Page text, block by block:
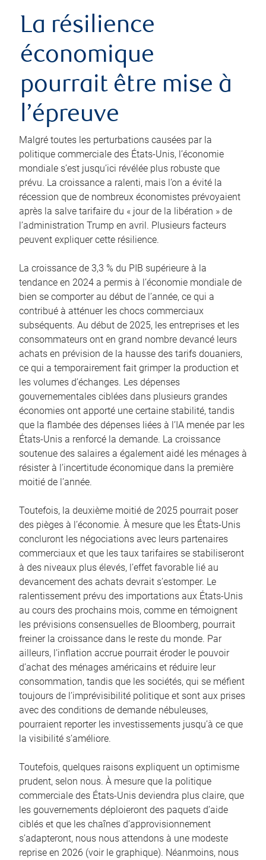
La résilience
économique
pourrait être mise à
l’épreuve
Malgré toutes les perturbations causées par la
politique commerciale des États‑Unis, l’économie
mondiale s’est jusqu’ici révélée plus robuste que
prévu. La croissance a ralenti, mais l’on a évité la
récession que de nombreux économistes prévoyaient
après la salve tarifaire du « jour de la libération » de
l’administration Trump en avril. Plusieurs facteurs
peuvent expliquer cette résilience.
La croissance de 3,3 % du PIB supérieure à la
tendance en 2024 a permis à l’économie mondiale de
bien se comporter au début de l’année, ce qui a
contribué à atténuer les chocs commerciaux
subséquents. Au début de 2025, les entreprises et les
consommateurs ont en grand nombre devancé leurs
achats en prévision de la hausse des tarifs douaniers,
ce qui a temporairement fait grimper la production et
les volumes d’échanges. Les dépenses
gouvernementales ciblées dans plusieurs grandes
économies ont apporté une certaine stabilité, tandis
que la flambée des dépenses liées à l’IA menée par les
États-Unis a renforcé la demande. La croissance
soutenue des salaires a également aidé les ménages à
résister à l’incertitude économique dans la première
moitié de l’année.
Toutefois, la deuxième moitié de 2025 pourrait poser
des pièges à l’économie. À mesure que les États-Unis
concluront les négociations avec leurs partenaires
commerciaux et que les taux tarifaires se stabiliseront
à des niveaux plus élevés, l’effet favorable lié au
devancement des achats devrait s’estomper. Le
ralentissement prévu des importations aux États-Unis
au cours des prochains mois, comme en témoignent
les prévisions consensuelles de Bloomberg, pourrait
freiner la croissance dans le reste du monde. Par
ailleurs, l’inflation accrue pourrait éroder le pouvoir
d’achat des ménages américains et réduire leur
consommation, tandis que les sociétés, qui se méfient
toujours de l’imprévisibilité politique et sont aux prises
avec des conditions de demande nébuleuses,
pourraient reporter les investissements jusqu’à ce que
la visibilité s’améliore.
Toutefois, quelques raisons expliquent un optimisme
prudent, selon nous. À mesure que la politique
commerciale des États-Unis deviendra plus claire, que
les gouvernements déploieront des paquets d’aide
ciblés et que les chaînes d’approvisionnement
s’adapteront, nous nous attendons à une modeste
reprise en 2026 (voir le graphique). Néanmoins, nous